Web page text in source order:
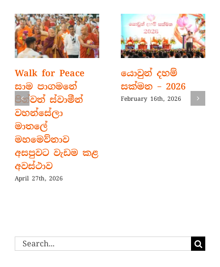
Walk for Peace
සාම පාගමනේ
පින්වත් ස්වාමීන්
වහන්සේලා
මාතලේ
මහමෙව්නාව
අසපුවට වැඩම කළ
අවස්ථාව
April 27th, 2026
යොවුන් දහම්
සක්මන – 2026
February 16th, 2026
Search